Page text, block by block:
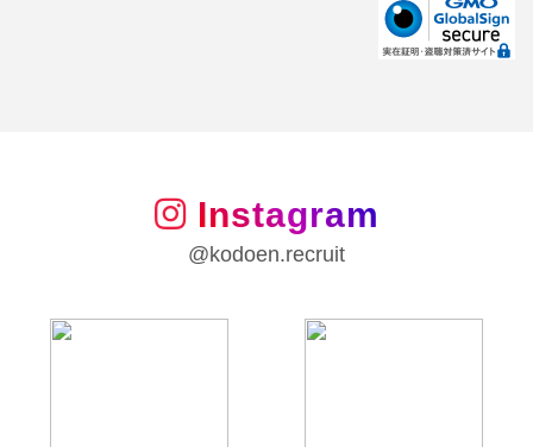
Instagram
@kodoen.recruit